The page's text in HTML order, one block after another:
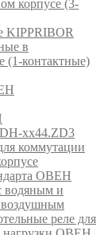
корпусе (3-
KIPPRIBOR
в
(1-контактные)
xx44.ZD3
коммутации
ОВЕН
водяным и
реле для